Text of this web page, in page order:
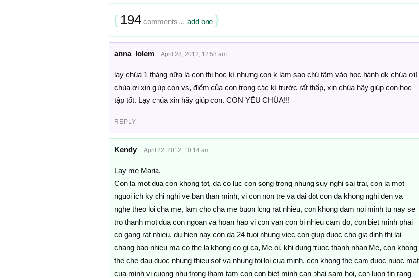
{ 194comments… add one }
anna_lolem April 28, 2012, 12:58 am
lạy chúa 1 tháng nữa là con thi học kì nhưng con k làm sao chú tâm vào học hành dk chúa ơi!
chúa ơi xin giúp con vs, điểm của con trong các kì trước rất thấp, xin chúa hãy giúp con học
tập tốt. Lạy chúa xin hãy giúp con. CON YÊU CHÚA!!!
REPLY
Kendy April 22, 2012, 10:14 am
Lay me Maria,
Con la mot dua con khong tot, da co luc con song trong nhung suy nghi sai trai, con la mot
nguoi ich ky chi nghi ve ban than minh, vi con non tre va dai dot con da khong nghi den va
nghe theo loi cha me, lam cho cha me buon long rat nhieu, con khong dam noi minh tu nay se
tro thanh mot dua con ngoan va hoan hao vi con van con bi nhieu cam do, con biet minh phai
co gang rat nhieu, du hien nay con da 24 tuoi nhung viec con giup duoc cho gia dinh thi lai
chang bao nhieu ma co the la khong co gi ca, Me oi, khi dung truoc thanh nhan Me, con khong
the che dau duoc nhung thieu sot va nhung toi loi cua minh, con khong the cam duoc nuoc mat
cua minh vi duong nhu trong tham tam con con biet minh can phai sam hoi, con luon tin rang